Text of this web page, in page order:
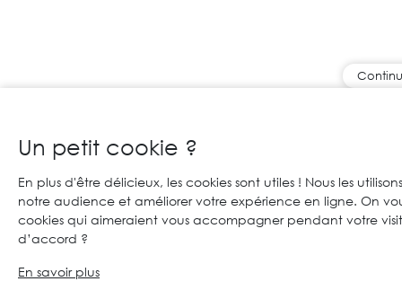
Un petit cookie ?
En plus d'être délicieux, les cookies sont utiles ! Nous les
notre audience et améliorer votre expérience en ligne. On
cookies qui aimeraient vous accompagner pendant votre
d’accord ?
En savoir plus